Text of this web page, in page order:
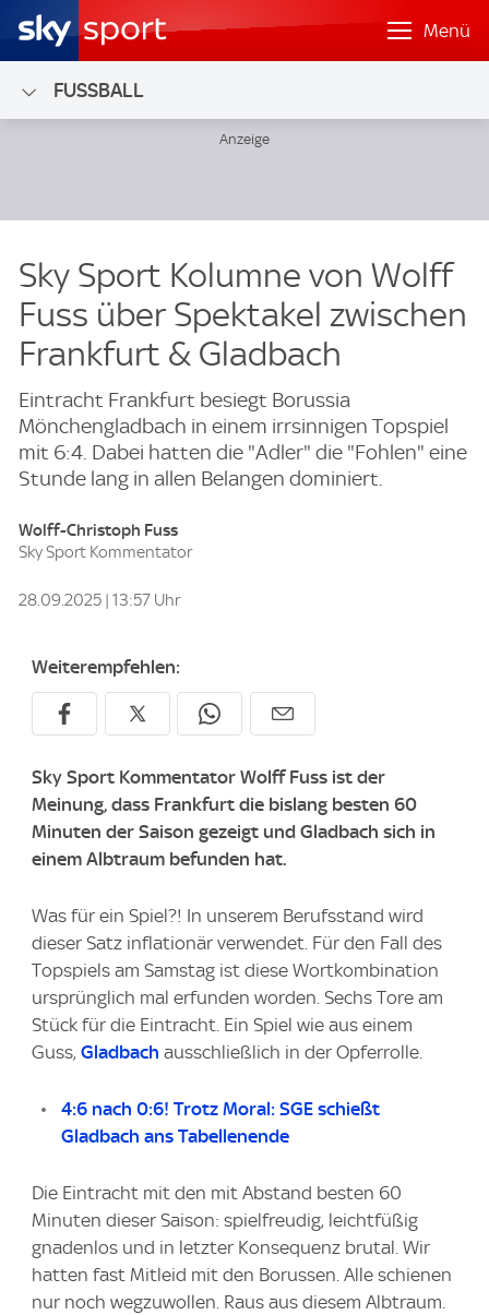
Menü
FUSSBALL
Sky Sport Kolumne von Wolff
Fuss über Spektakel zwischen
Frankfurt & Gladbach
Eintracht Frankfurt besiegt Borussia
Mönchengladbach in einem irrsinnigen Topspiel
mit 6:4. Dabei hatten die "Adler" die "Fohlen" eine
Stunde lang in allen Belangen dominiert.
Wolff-Christoph Fuss
Sky Sport Kommentator
28.09.2025 | 13:57 Uhr
Weiterempfehlen:
Sky Sport Kommentator Wolff Fuss ist der
Meinung, dass Frankfurt die bislang besten 60
Minuten der Saison gezeigt und Gladbach sich in
einem Albtraum befunden hat.
Was für ein Spiel?! In unserem Berufsstand wird
dieser Satz inflationär verwendet. Für den Fall des
Topspiels am Samstag ist diese Wortkombination
ursprünglich mal erfunden worden. Sechs Tore am
Stück für die Eintracht. Ein Spiel wie aus einem
Guss, Gladbach ausschließlich in der Opferrolle.
4:6 nach 0:6! Trotz Moral: SGE schießt
Gladbach ans Tabellenende
Die Eintracht mit den mit Abstand besten 60
Minuten dieser Saison: spielfreudig, leichtfüßig
gnadenlos und in letzter Konsequenz brutal. Wir
hatten fast Mitleid mit den Borussen. Alle schienen
nur noch wegzuwollen. Raus aus diesem Albtraum.